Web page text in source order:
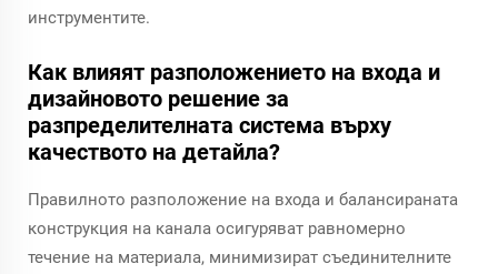
инструментите.
Как влияят разположението на входа и
дизайновото решение за
разпределителната система върху
качеството на детайла?
Правилното разположение на входа и балансираната
конструкция на канала осигуряват равномерно
течение на материала, минимизират съединителните